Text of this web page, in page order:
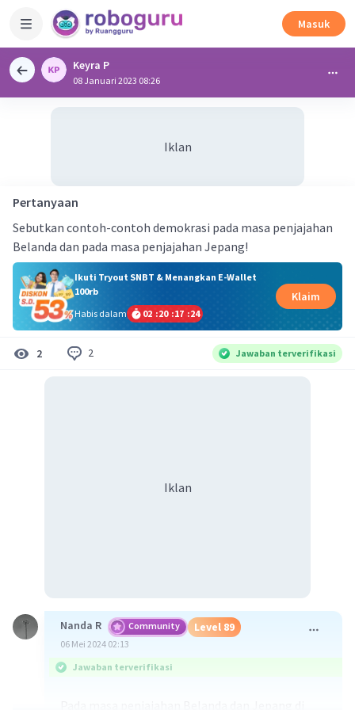
Masuk
Keyra P
08 Januari 2023 08:26
Iklan
Pertanyaan
Sebutkan contoh-contoh demokrasi pada masa penjajahan
Belanda dan pada masa penjajahan Jepang!
Ikuti Tryout SNBT & Menangkan E-Wallet
100rb
Habis dalam
02 :20 :17 :24
Klaim
2 2 Jawaban terverifikasi
Iklan
Nanda R Community Level 89
06 Mei 2024 02:13
Jawaban terverifikasi